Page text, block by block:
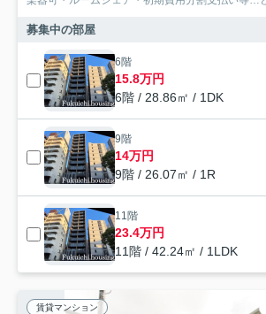
募集中の部屋
6階
15.8万円
6階 / 28.86㎡ / 1DK
9階
14万円
9階 / 26.07㎡ / 1R
11階
23.4万円
11階 / 42.24㎡ / 1LDK
賃貸マンション